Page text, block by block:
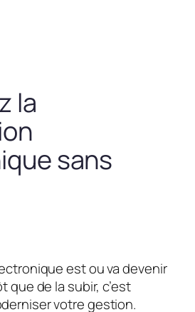
la
sans
est ou va devenir
que de la subir, c’est
votre gestion.